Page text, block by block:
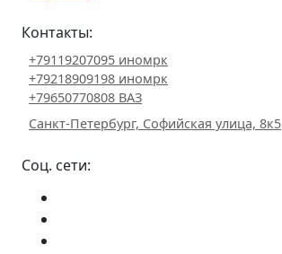
Контакты:
+79119207095 иномрк
+79218909198 иномрк
+79650770808 ВАЗ
Санкт-Петербург, Софийская улица, 8к5
Соц. сети: